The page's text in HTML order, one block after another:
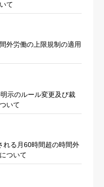
て
外労働の上限規制の適用
示のルール変更及び裁
いて
れる月60時間超の時間外
ついて